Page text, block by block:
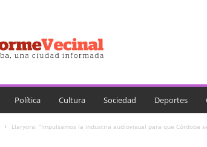
Política Cultura Sociedad Deportes
Llaryora: “Impulsamos la industria audiovisual para que Córdoba